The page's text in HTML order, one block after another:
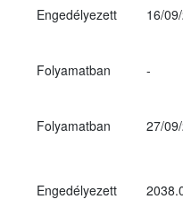
Engedélyezett 16/
Folyamatban -
Folyamatban 27/
Engedélyezett